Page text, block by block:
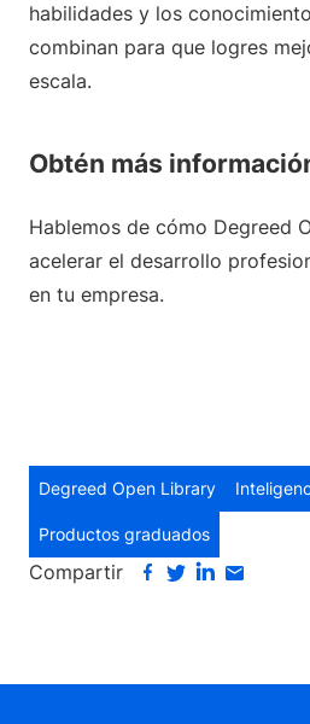
habilidades y los
combinan para que logres
escala.
Obtén más
Hablemos de cómo Degreed
acelerar el desarrollo
en tu empresa.
Degreed Open Library
Productos graduados
Compartir